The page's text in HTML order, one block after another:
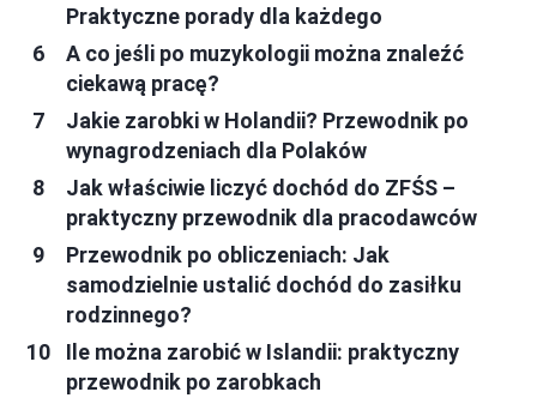
Praktyczne porady dla każdego
A co jeśli po muzykologii można znaleźć
ciekawą pracę?
Jakie zarobki w Holandii? Przewodnik po
wynagrodzeniach dla Polaków
Jak właściwie liczyć dochód do ZFŚS –
praktyczny przewodnik dla pracodawców
Przewodnik po obliczeniach: Jak
samodzielnie ustalić dochód do zasiłku
rodzinnego?
Ile można zarobić w Islandii: praktyczny
przewodnik po zarobkach